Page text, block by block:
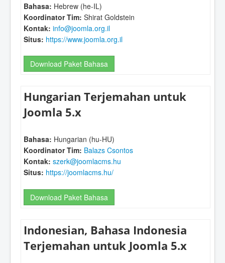
Bahasa: Hebrew (he-IL)
Koordinator Tim: Shirat Goldstein
Kontak: info@joomla.org.il
Situs: https://www.joomla.org.il
Download Paket Bahasa
Hungarian Terjemahan untuk
Joomla 5.x
Bahasa: Hungarian (hu-HU)
Koordinator Tim: Balazs Csontos
Kontak: szerk@joomlacms.hu
Situs: https://joomlacms.hu/
Download Paket Bahasa
Indonesian, Bahasa Indonesia
Terjemahan untuk Joomla 5.x